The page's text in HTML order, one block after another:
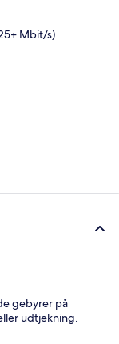
Mbit/s)
gebyrer på
udtjekning.